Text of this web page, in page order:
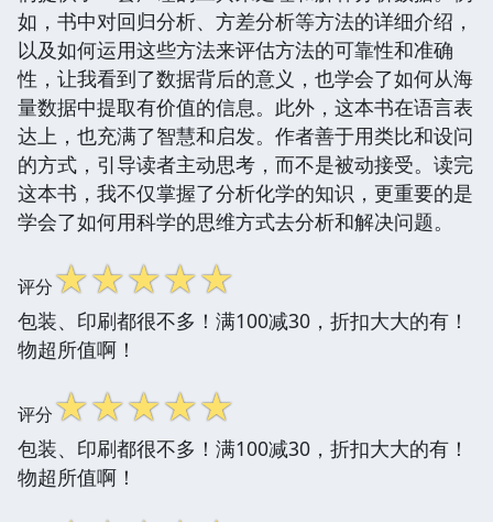
如，书中对回归分析、方差分析等方法的详细介绍，
以及如何运用这些方法来评估方法的可靠性和准确
性，让我看到了数据背后的意义，也学会了如何从海
量数据中提取有价值的信息。此外，这本书在语言表
达上，也充满了智慧和启发。作者善于用类比和设问
的方式，引导读者主动思考，而不是被动接受。读完
这本书，我不仅掌握了分析化学的知识，更重要的是
学会了如何用科学的思维方式去分析和解决问题。
评分☆☆☆☆☆
包装、印刷都很不多！满100减30，折扣大大的有！
物超所值啊！
评分☆☆☆☆☆
包装、印刷都很不多！满100减30，折扣大大的有！
物超所值啊！